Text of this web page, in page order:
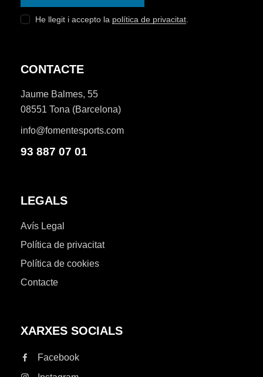
He llegit i accepto la política de privacitat.
CONTACTE
Jaume Balmes, 55
08551 Tona (Barcelona)
info@fomentesports.com
93 887 07 01
LEGALS
Avís Legal
Política de privacitat
Política de cookies
Contacte
XARXES SOCIALS
Facebook